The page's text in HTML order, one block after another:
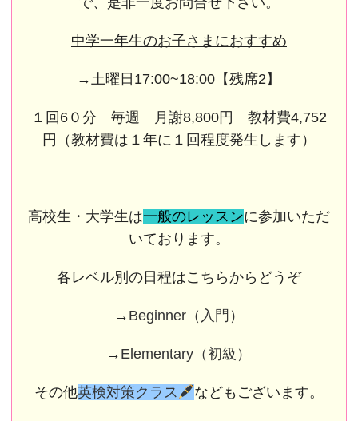
中学一年生のお子さまにおすすめ
→土曜日17:00~18:00【残席2】
１回6０分 毎週 月謝8,800円 教材費4,752
円（教材費は１年に１回程度発生します）
高校生・大学生は一般のレッスンに参加いただ
いております。
各レベル別の日程はこちらからどうぞ
→ Beginner（入門）
→ Elementary（初級）
その他英検対策クラス などもございます。